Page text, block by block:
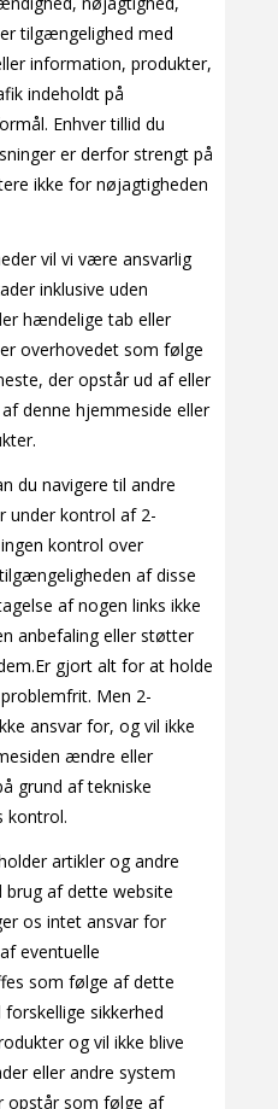
tilgængelighed med
information, produkter,
indeholdt på
Enhver tillid du
er derfor strengt på
ikke for nøjagtigheden
vil vi være ansvarlig
inklusive uden
hændelige tab eller
overhovedet som følge
der opstår ud af eller
denne hjemmeside eller
du navigere til andre
under kontrol af 2-
kontrol over
af disse
af nogen links ikke
anbefaling eller støtter
gjort alt for at holde
Men 2-
ansvar for, og vil ikke
ændre eller
grund af tekniske
kontrol.
artikler og andre
brug af dette website
os intet ansvar for
eventuelle
som følge af dette
sikkerhed
og vil ikke blive
eller andre system
opstår som følge af